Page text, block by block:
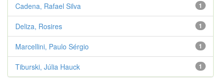
1
Cadena, Rafael Silva
1
Deliza, Rosires
1
Marcellini, Paulo Sérgio
1
Tiburski, Júlia Hauck